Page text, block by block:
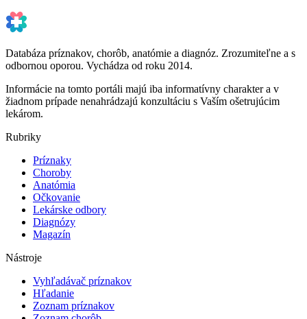
Databáza príznakov, chorôb, anatómie a diagnóz. Zrozumiteľne a s
odbornou oporou. Vychádza od roku 2014.
Informácie na tomto portáli majú iba informatívny charakter a v
žiadnom prípade nenahrádzajú konzultáciu s Vaším ošetrujúcim
lekárom.
Rubriky
Príznaky
Choroby
Anatómia
Očkovanie
Lekárske odbory
Diagnózy
Magazín
Nástroje
Vyhľadávač príznakov
Hľadanie
Zoznam príznakov